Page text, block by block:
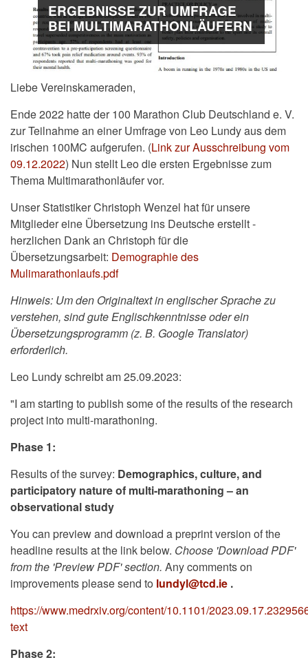
ERGEBNISSE ZUR UMFRAGE
BEI MULTIMARATHONLÄUFERN
Liebe Vereinskameraden,
Ende 2022 hatte der 100 Marathon Club Deutschland e. V.
zur Teilnahme an einer Umfrage von Leo Lundy aus dem
irischen 100MC aufgerufen. (Link zur Ausschreibung vom
09.12.2022) Nun stellt Leo die ersten Ergebnisse zum
Thema Multimarathonläufer vor.
Unser Statistiker Christoph Wenzel hat für unsere
Mitglieder eine Übersetzung ins Deutsche erstellt -
herzlichen Dank an Christoph für die
Übersetzungsarbeit: Demographie des
Mulimarathonlaufs.pdf
Hinweis: Um den Originaltext in englischer Sprache zu
verstehen, sind gute Englischkenntnisse oder ein
Übersetzungsprogramm (z. B. Google Translator)
erforderlich.
Leo Lundy schreibt am 25.09.2023:
"I am starting to publish some of the results of the research
project into multi-marathoning.
Phase 1:
Results of the survey: Demographics, culture, and
participatory nature of multi-marathoning – an
observational study
You can preview and download a preprint version of the
headline results at the link below. Choose 'Download PDF'
from the 'Preview PDF' section. Any comments on
improvements please send to lundyl@tcd.ie .
https://www.medrxiv.org/content/10.1101/
text
Phase 2: